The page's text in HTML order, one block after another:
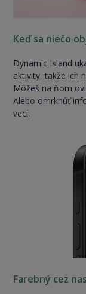
Keď sa niečo
Dynamic Island
aktivity, takže ich
Môžeš na ňom
Alebo omrknúť
vecí.
Farebný cez